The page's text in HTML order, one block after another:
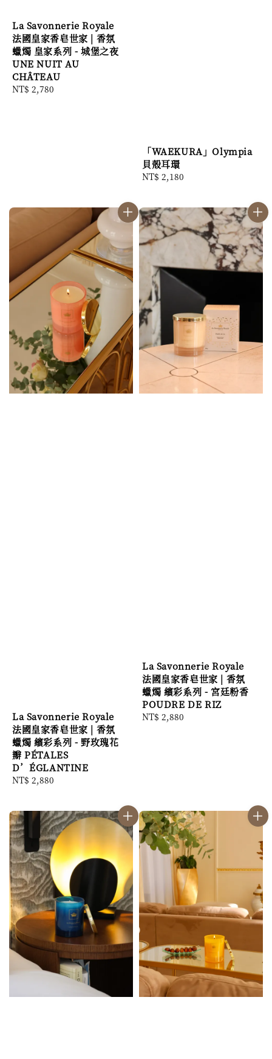
La Savonnerie Royale
法國皇家香皂世家 | 香氛
蠟燭 皇家系列 - 城堡之夜
UNE NUIT AU
CHÂTEAU
Regular
NT$ 2,780
「WAEKURA」Olympia
貝殼耳環
Regular
NT$ 2,180
La Savonnerie Royale
法國皇家香皂世家 | 香氛
蠟燭 繽彩系列 - 野玫瑰花
瓣 PÉTALES
D’ÉGLANTINE
Regular
NT$ 2,880
La Savonnerie Royale
法國皇家香皂世家 | 香氛
蠟燭 繽彩系列 - 宮廷粉香
POUDRE DE RIZ
Regular
NT$ 2,880